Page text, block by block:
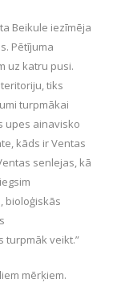
Beikule iezīmēja
Pētījuma
uz katru pusi.
tiks
turpmākai
upes ainavisko
kāds ir Ventas
senlejas, kā
bioloģiskās
turpmāk veikt.”
mērķiem.